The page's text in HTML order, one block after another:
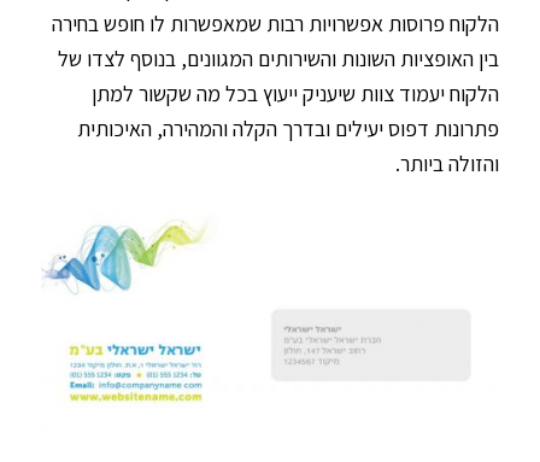
הלקוח פרוסות אפשרויות רבות שמאפשרות לו חופש בחירה
בין האופציות השונות והשירותים המגוונים, בנוסף לצדו של
הלקוח יעמוד צוות שיעניק ייעוץ בכל מה שקשור למתן
פתרונות דפוס יעילים ובדרך הקלה והמהירה, האיכותית
והזולה ביותר.